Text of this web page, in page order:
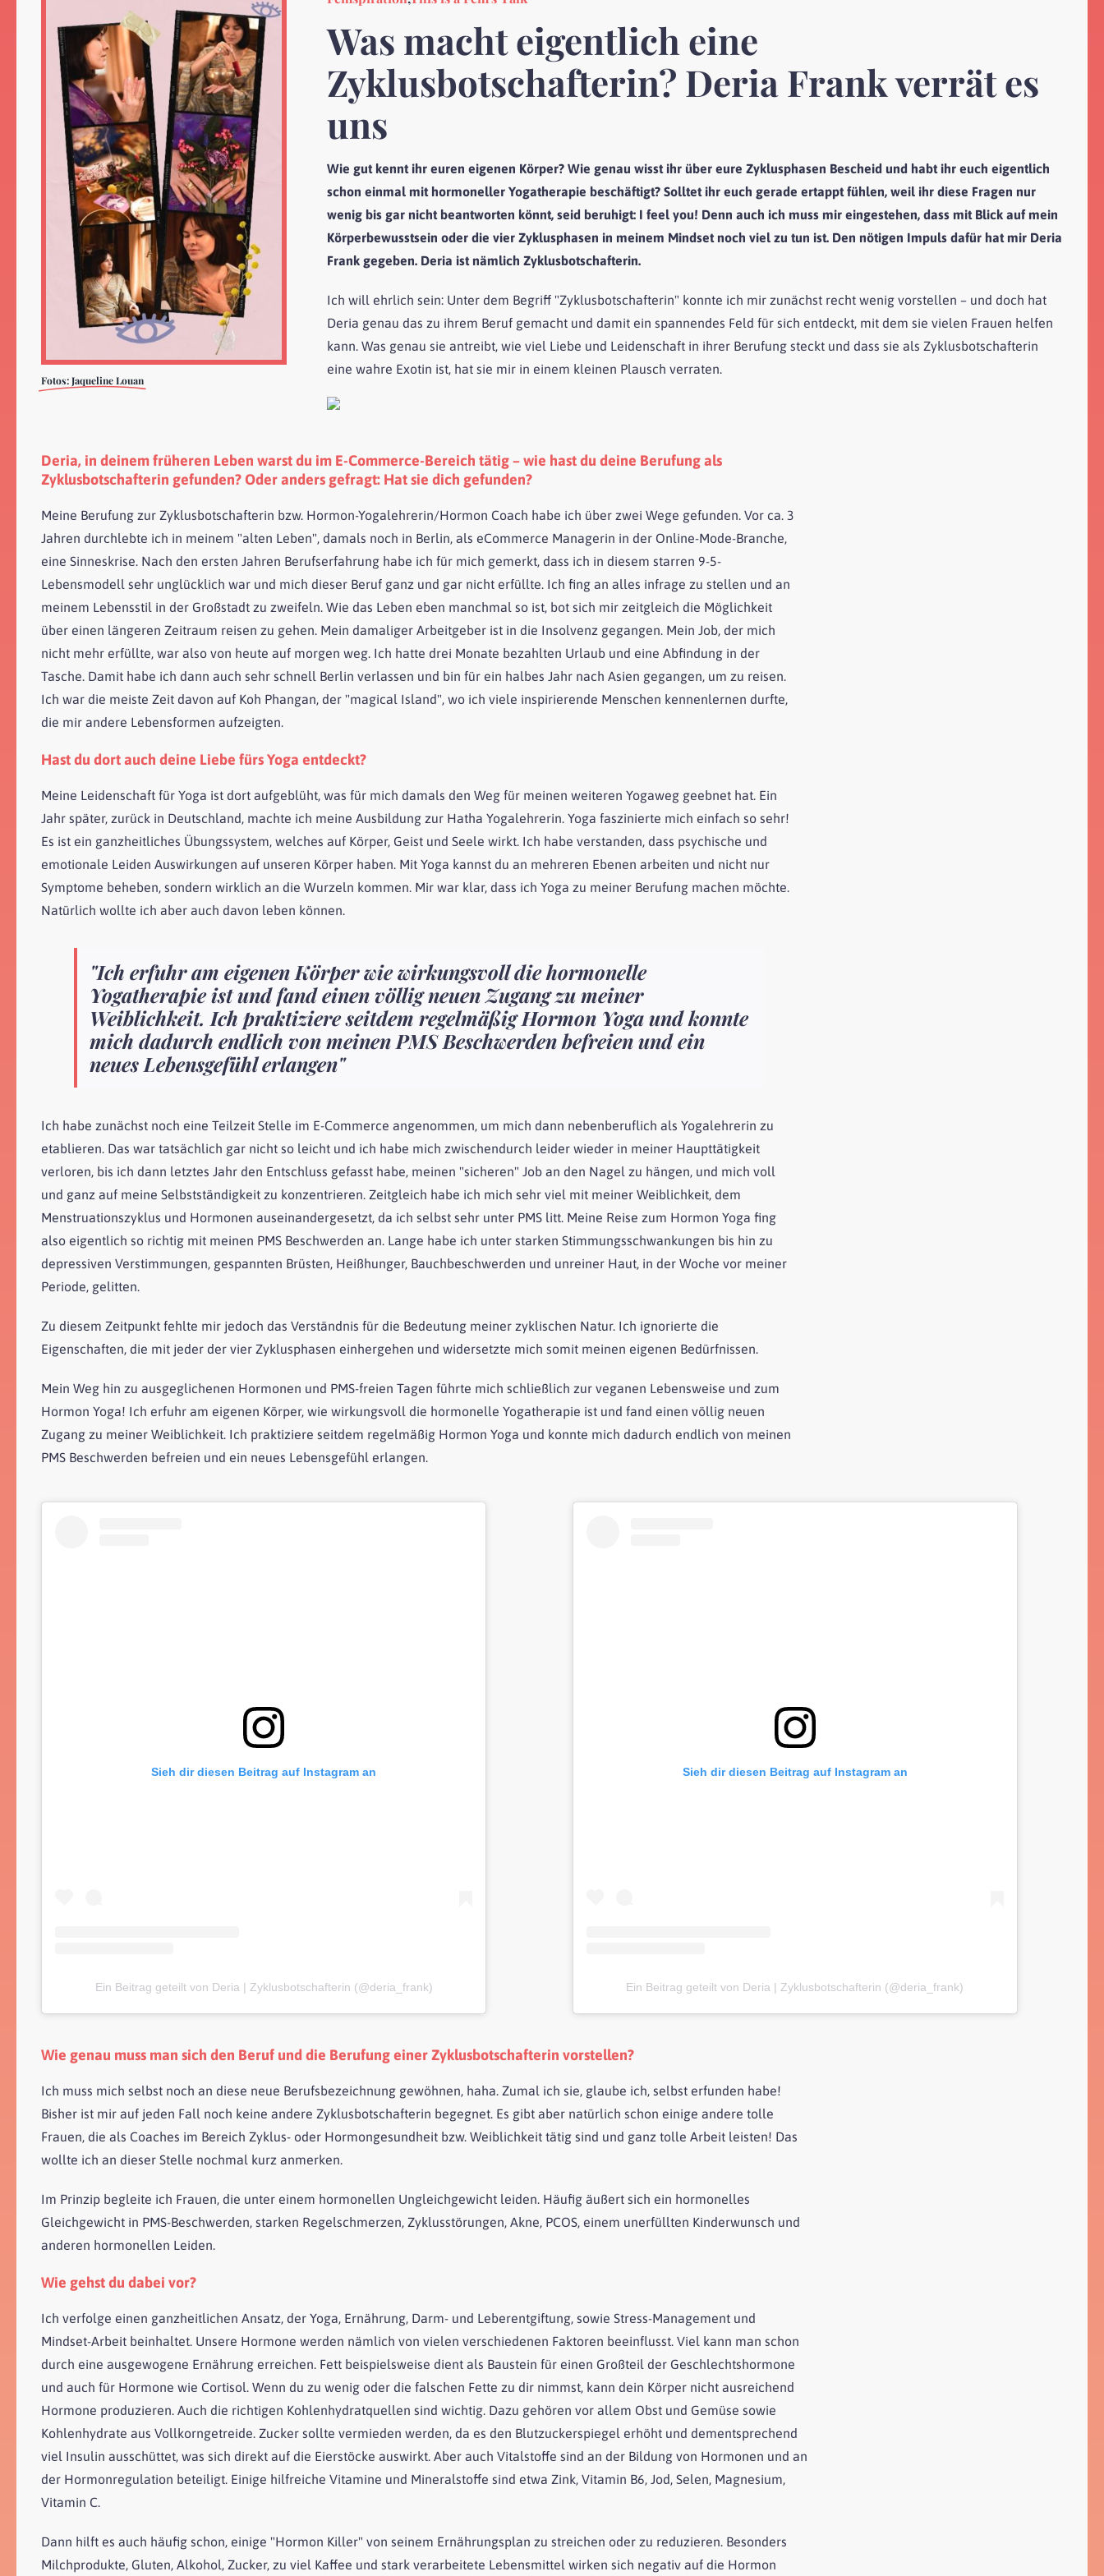
Fotos: Jaqueline Louan
Was macht eigentlich eine
Zyklusbotschafterin? Deria Frank verrät es
uns
Wie gut kennt ihr euren eigenen Körper? Wie genau wisst ihr über eure Zyklusphasen Bescheid und habt ihr euch eigentlich
schon einmal mit hormoneller Yogatherapie beschäftigt? Solltet ihr euch gerade ertappt fühlen, weil ihr diese Fragen nur
wenig bis gar nicht beantworten könnt, seid beruhigt: I feel you! Denn auch ich muss mir eingestehen, dass mit Blick auf mein
Körperbewusstsein oder die vier Zyklusphasen in meinem Mindset noch viel zu tun ist. Den nötigen Impuls dafür hat mir Deria
Frank gegeben. Deria ist nämlich Zyklusbotschafterin.
Ich will ehrlich sein: Unter dem Begriff "Zyklusbotschafterin" konnte ich mir zunächst recht wenig vorstellen – und doch hat
Deria genau das zu ihrem Beruf gemacht und damit ein spannendes Feld für sich entdeckt, mit dem sie vielen Frauen helfen
kann. Was genau sie antreibt, wie viel Liebe und Leidenschaft in ihrer Berufung steckt und dass sie als Zyklusbotschafterin
eine wahre Exotin ist, hat sie mir in einem kleinen Plausch verraten.
Deria, in deinem früheren Leben warst du im E-Commerce-Bereich tätig – wie hast du deine Berufung als
Zyklusbotschafterin gefunden? Oder anders gefragt: Hat sie dich gefunden?
Meine Berufung zur Zyklusbotschafterin bzw. Hormon-Yogalehrerin/Hormon Coach habe ich über zwei Wege gefunden. Vor ca. 3
Jahren durchlebte ich in meinem "alten Leben", damals noch in Berlin, als eCommerce Managerin in der Online-Mode-Branche,
eine Sinneskrise. Nach den ersten Jahren Berufserfahrung habe ich für mich gemerkt, dass ich in diesem starren 9-5-
Lebensmodell sehr unglücklich war und mich dieser Beruf ganz und gar nicht erfüllte. Ich fing an alles infrage zu stellen und an
meinem Lebensstil in der Großstadt zu zweifeln. Wie das Leben eben manchmal so ist, bot sich mir zeitgleich die Möglichkeit
über einen längeren Zeitraum reisen zu gehen. Mein damaliger Arbeitgeber ist in die Insolvenz gegangen. Mein Job, der mich
nicht mehr erfüllte, war also von heute auf morgen weg. Ich hatte drei Monate bezahlten Urlaub und eine Abfindung in der
Tasche. Damit habe ich dann auch sehr schnell Berlin verlassen und bin für ein halbes Jahr nach Asien gegangen, um zu reisen.
Ich war die meiste Zeit davon auf Koh Phangan, der "magical Island", wo ich viele inspirierende Menschen kennenlernen durfte,
die mir andere Lebensformen aufzeigten.
Hast du dort auch deine Liebe fürs Yoga entdeckt?
Meine Leidenschaft für Yoga ist dort aufgeblüht, was für mich damals den Weg für meinen weiteren Yogaweg geebnet hat. Ein
Jahr später, zurück in Deutschland, machte ich meine Ausbildung zur Hatha Yogalehrerin. Yoga faszinierte mich einfach so sehr!
Es ist ein ganzheitliches Übungssystem, welches auf Körper, Geist und Seele wirkt. Ich habe verstanden, dass psychische und
emotionale Leiden Auswirkungen auf unseren Körper haben. Mit Yoga kannst du an mehreren Ebenen arbeiten und nicht nur
Symptome beheben, sondern wirklich an die Wurzeln kommen. Mir war klar, dass ich Yoga zu meiner Berufung machen möchte.
Natürlich wollte ich aber auch davon leben können.
"Ich erfuhr am eigenen Körper wie wirkungsvoll die hormonelle
Yogatherapie ist und fand einen völlig neuen Zugang zu meiner
Weiblichkeit. Ich praktiziere seitdem regelmäßig Hormon Yoga und konnte
mich dadurch endlich von meinen PMS Beschwerden befreien und ein
neues Lebensgefühl erlangen"
Ich habe zunächst noch eine Teilzeit Stelle im E-Commerce angenommen, um mich dann nebenberuflich als Yogalehrerin zu
etablieren. Das war tatsächlich gar nicht so leicht und ich habe mich zwischendurch leider wieder in meiner Haupttätigkeit
verloren, bis ich dann letztes Jahr den Entschluss gefasst habe, meinen "sicheren" Job an den Nagel zu hängen, und mich voll
und ganz auf meine Selbstständigkeit zu konzentrieren. Zeitgleich habe ich mich sehr viel mit meiner Weiblichkeit, dem
Menstruationszyklus und Hormonen auseinandergesetzt, da ich selbst sehr unter PMS litt. Meine Reise zum Hormon Yoga fing
also eigentlich so richtig mit meinen PMS Beschwerden an. Lange habe ich unter starken Stimmungsschwankungen bis hin zu
depressiven Verstimmungen, gespannten Brüsten, Heißhunger, Bauchbeschwerden und unreiner Haut, in der Woche vor meiner
Periode, gelitten.
Zu diesem Zeitpunkt fehlte mir jedoch das Verständnis für die Bedeutung meiner zyklischen Natur. Ich ignorierte die
Eigenschaften, die mit jeder der vier Zyklusphasen einhergehen und widersetzte mich somit meinen eigenen Bedürfnissen.
Mein Weg hin zu ausgeglichenen Hormonen und PMS-freien Tagen führte mich schließlich zur veganen Lebensweise und zum
Hormon Yoga! Ich erfuhr am eigenen Körper, wie wirkungsvoll die hormonelle Yogatherapie ist und fand einen völlig neuen
Zugang zu meiner Weiblichkeit. Ich praktiziere seitdem regelmäßig Hormon Yoga und konnte mich dadurch endlich von meinen
PMS Beschwerden befreien und ein neues Lebensgefühl erlangen.
Sieh dir diesen Beitrag auf Instagram an
Ein Beitrag geteilt von Deria | Zyklusbotschafterin (@deria_frank)
Sieh dir diesen Beitrag auf Instagram an
Ein Beitrag geteilt von Deria | Zyklusbotschafterin (@deria_frank)
Wie genau muss man sich den Beruf und die Berufung einer Zyklusbotschafterin vorstellen?
Ich muss mich selbst noch an diese neue Berufsbezeichnung gewöhnen, haha. Zumal ich sie, glaube ich, selbst erfunden habe!
Bisher ist mir auf jeden Fall noch keine andere Zyklusbotschafterin begegnet. Es gibt aber natürlich schon einige andere tolle
Frauen, die als Coaches im Bereich Zyklus- oder Hormongesundheit bzw. Weiblichkeit tätig sind und ganz tolle Arbeit leisten! Das
wollte ich an dieser Stelle nochmal kurz anmerken.
Im Prinzip begleite ich Frauen, die unter einem hormonellen Ungleichgewicht leiden. Häufig äußert sich ein hormonelles
Gleichgewicht in PMS-Beschwerden, starken Regelschmerzen, Zyklusstörungen, Akne, PCOS, einem unerfüllten Kinderwunsch und
anderen hormonellen Leiden.
Wie gehst du dabei vor?
Ich verfolge einen ganzheitlichen Ansatz, der Yoga, Ernährung, Darm- und Leberentgiftung, sowie Stress-Management und
Mindset-Arbeit beinhaltet. Unsere Hormone werden nämlich von vielen verschiedenen Faktoren beeinflusst. Viel kann man schon
durch eine ausgewogene Ernährung erreichen. Fett beispielsweise dient als Baustein für einen Großteil der Geschlechtshormone
und auch für Hormone wie Cortisol. Wenn du zu wenig oder die falschen Fette zu dir nimmst, kann dein Körper nicht ausreichend
Hormone produzieren. Auch die richtigen Kohlenhydratquellen sind wichtig. Dazu gehören vor allem Obst und Gemüse sowie
Kohlenhydrate aus Vollkorngetreide. Zucker sollte vermieden werden, da es den Blutzuckerspiegel erhöht und dementsprechend
viel Insulin ausschüttet, was sich direkt auf die Eierstöcke auswirkt. Aber auch Vitalstoffe sind an der Bildung von Hormonen und an
der Hormonregulation beteiligt. Einige hilfreiche Vitamine und Mineralstoffe sind etwa Zink, Vitamin B6, Jod, Selen, Magnesium,
Vitamin C.
Dann hilft es auch häufig schon, einige "Hormon Killer" von seinem Ernährungsplan zu streichen oder zu reduzieren. Besonders
Milchprodukte, Gluten, Alkohol, Zucker, zu viel Kaffee und stark verarbeitete Lebensmittel wirken sich negativ auf die Hormon